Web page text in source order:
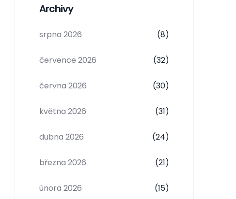
Archivy
srpna 2026 (8)
července 2026 (32)
června 2026 (30)
května 2026 (31)
dubna 2026 (24)
března 2026 (21)
února 2026 (15)